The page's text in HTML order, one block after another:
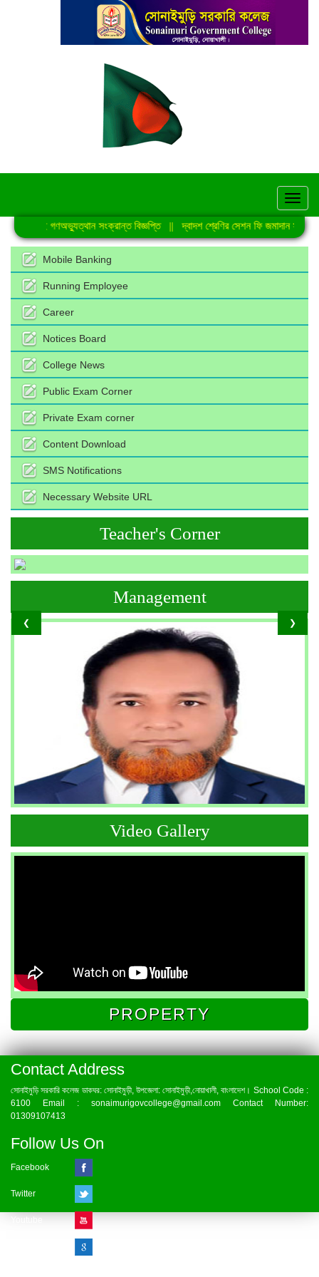
জুলাই গণঅভ্যুত্থান সংক্রান্ত বিজ্ঞপ্তি|| দ্বাদশ শ্রেণির সেশন ফি জমাদান
Mobile Banking
Running Employee
Career
Notices Board
College News
Public Exam Corner
Private Exam corner
Content Download
SMS Notifications
Necessary Website URL
Teacher's Corner
❮ ❯
Management
Video Gallery
PROPERTY
Contact Address
সোনাইমুড়ি সরকারি কলেজ ডাকঘর: সোনাইমুড়ী, উপজেলা: সোনাইমুড়ী,নোয়াখালী, বাংলাদেশ। School Code :
6100 Email : sonaimurigovcollege@gmail.com Contact Number:
01309107413
Follow Us On
Facebook
Twitter